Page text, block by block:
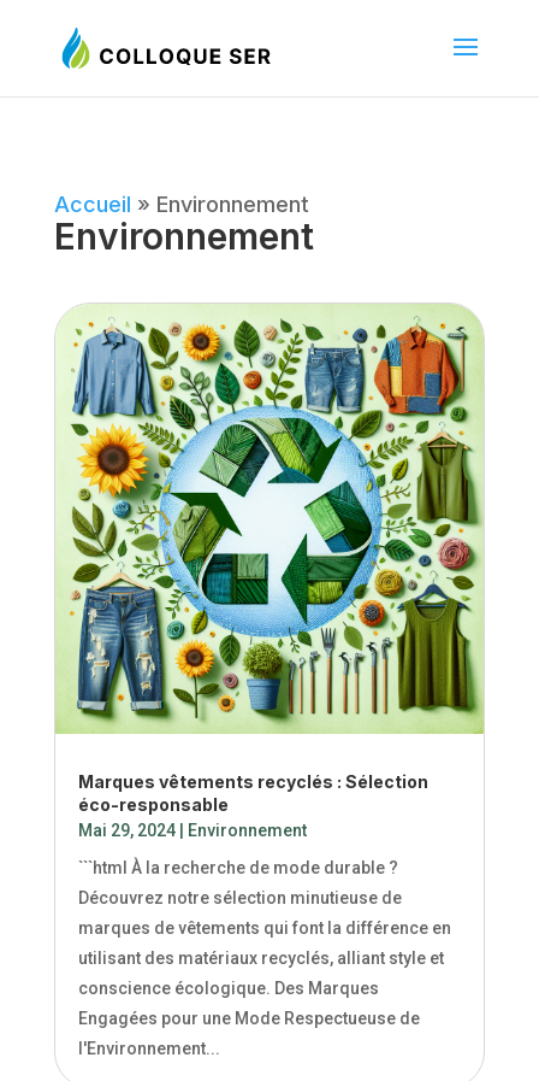
Accueil » Environnement
Environnement
Marques vêtements recyclés : Sélection
éco-responsable
Mai 29, 2024|
Environnement
```html À la recherche de mode durable ?
Découvrez notre sélection minutieuse de
marques de vêtements qui font la différence en
utilisant des matériaux recyclés, alliant style et
conscience écologique. Des Marques
Engagées pour une Mode Respectueuse de
l'Environnement...